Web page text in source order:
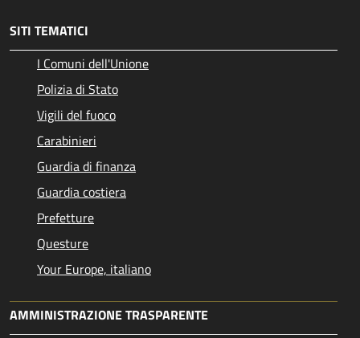
SITI TEMATICI
I Comuni dell'Unione
Polizia di Stato
Vigili del fuoco
Carabinieri
Guardia di finanza
Guardia costiera
Prefetture
Questure
Your Europe, italiano
AMMINISTRAZIONE TRASPARENTE